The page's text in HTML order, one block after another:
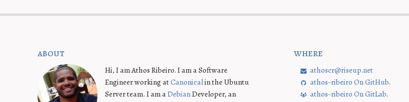
about
Hi, I am Athos Ribeiro. I am a Software
Engineer working atCanonicalin the Ubuntu
Server team. I am aDebianDeveloper, an
where
athoscr@riseup.net
athos-ribeiro On GitHub.
athos-ribeiro On GitLab.